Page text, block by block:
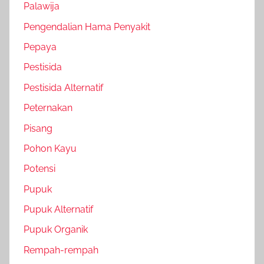
Palawija
Pengendalian Hama Penyakit
Pepaya
Pestisida
Pestisida Alternatif
Peternakan
Pisang
Pohon Kayu
Potensi
Pupuk
Pupuk Alternatif
Pupuk Organik
Rempah-rempah